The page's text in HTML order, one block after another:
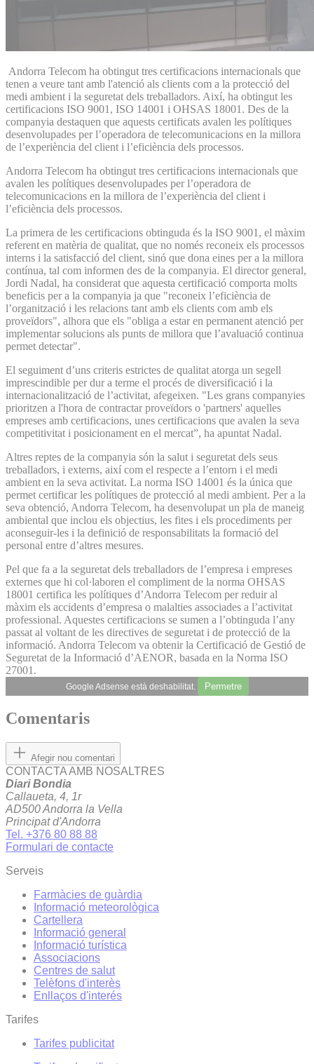
Andorra Telecom ha obtingut tres certificacions internacionals que
tenen a veure tant amb l'atenció als clients com a la protecció del
medi ambient i la seguretat dels treballadors. Així, ha obtingut les
certificacions ISO 9001, ISO 14001 i OHSAS 18001. Des de la
companyia destaquen que aquests certificats avalen les polítiques
desenvolupades per l’operadora de telecomunicacions en la millora
de l’experiència del client i l’eficiència dels processos.
Andorra Telecom ha obtingut tres certificacions internacionals que
avalen les polítiques desenvolupades per l’operadora de
telecomunicacions en la millora de l’experiència del client i
l’eficiència dels processos.
La primera de les certificacions obtinguda és la ISO 9001, el màxim
referent en matèria de qualitat, que no només reconeix els processos
interns i la satisfacció del client, sinó que dona eines per a la millora
contínua, tal com informen des de la companyia. El director general,
Jordi Nadal, ha considerat que aquesta certificació comporta molts
beneficis per a la companyia ja que "reconeix l’eficiència de
l’organització i les relacions tant amb els clients com amb els
proveïdors", alhora que els "obliga a estar en permanent atenció per
implementar solucions als punts de millora que l’avaluació continua
permet detectar".
El seguiment d’uns criteris estrictes de qualitat atorga un segell
imprescindible per dur a terme el procés de diversificació i la
internacionalització de l’activitat, afegeixen. "Les grans companyies
prioritzen a l'hora de contractar proveïdors o 'partners' aquelles
empreses amb certificacions, unes certificacions que avalen la seva
competitivitat i posicionament en el mercat”, ha apuntat Nadal.
Altres reptes de la companyia són la salut i seguretat dels seus
treballadors, i externs, així com el respecte a l’entorn i el medi
ambient en la seva activitat. La norma ISO 14001 és la única que
permet certificar les polítiques de protecció al medi ambient. Per a la
seva obtenció, Andorra Telecom, ha desenvolupat un pla de maneig
ambiental que inclou els objectius, les fites i els procediments per
aconseguir-les i la definició de responsabilitats la formació del
personal entre d’altres mesures.
Pel que fa a la seguretat dels treballadors de l’empresa i empreses
externes que hi col·laboren el compliment de la norma OHSAS
18001 certifica les polítiques d’Andorra Telecom per reduir al
màxim els accidents d’empresa o malalties associades a l’activitat
professional. Aquestes certificacions se sumen a l’obtinguda l’any
passat al voltant de les directives de seguretat i de protecció de la
informació. Andorra Telecom va obtenir la Certificació de Gestió de
Seguretat de la Informació d’AENOR, basada en la Norma ISO
27001.
Google Adsense està deshabilitat. Permetre
Comentaris
Afegir nou comentari
CONTACTA AMB NOSALTRES
Diari Bondia
Callaueta, 4, 1r
AD500 Andorra la Vella
Principat d'Andorra
Tel. +376 80 88 88
Formulari de contacte
Serveis
Farmàcies de guàrdia
Informació meteorològica
Cartellera
Informació general
Informació turística
Associacions
Centres de salut
Telèfons d'interès
Enllaços d'interés
Tarifes
Tarifes publicitat